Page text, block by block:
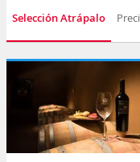
Selección Atrápalo